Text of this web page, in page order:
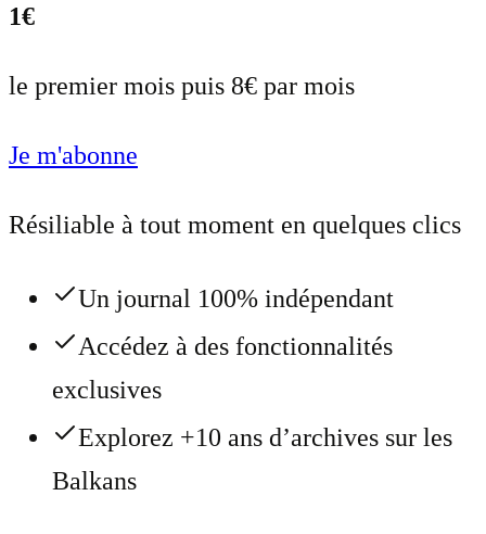
1€
le premier mois puis 8€ par mois
Je m'abonne
Résiliable à tout moment en quelques clics
Un journal 100% indépendant
Accédez à des fonctionnalités
exclusives
Explorez +10 ans d’archives sur les
Balkans